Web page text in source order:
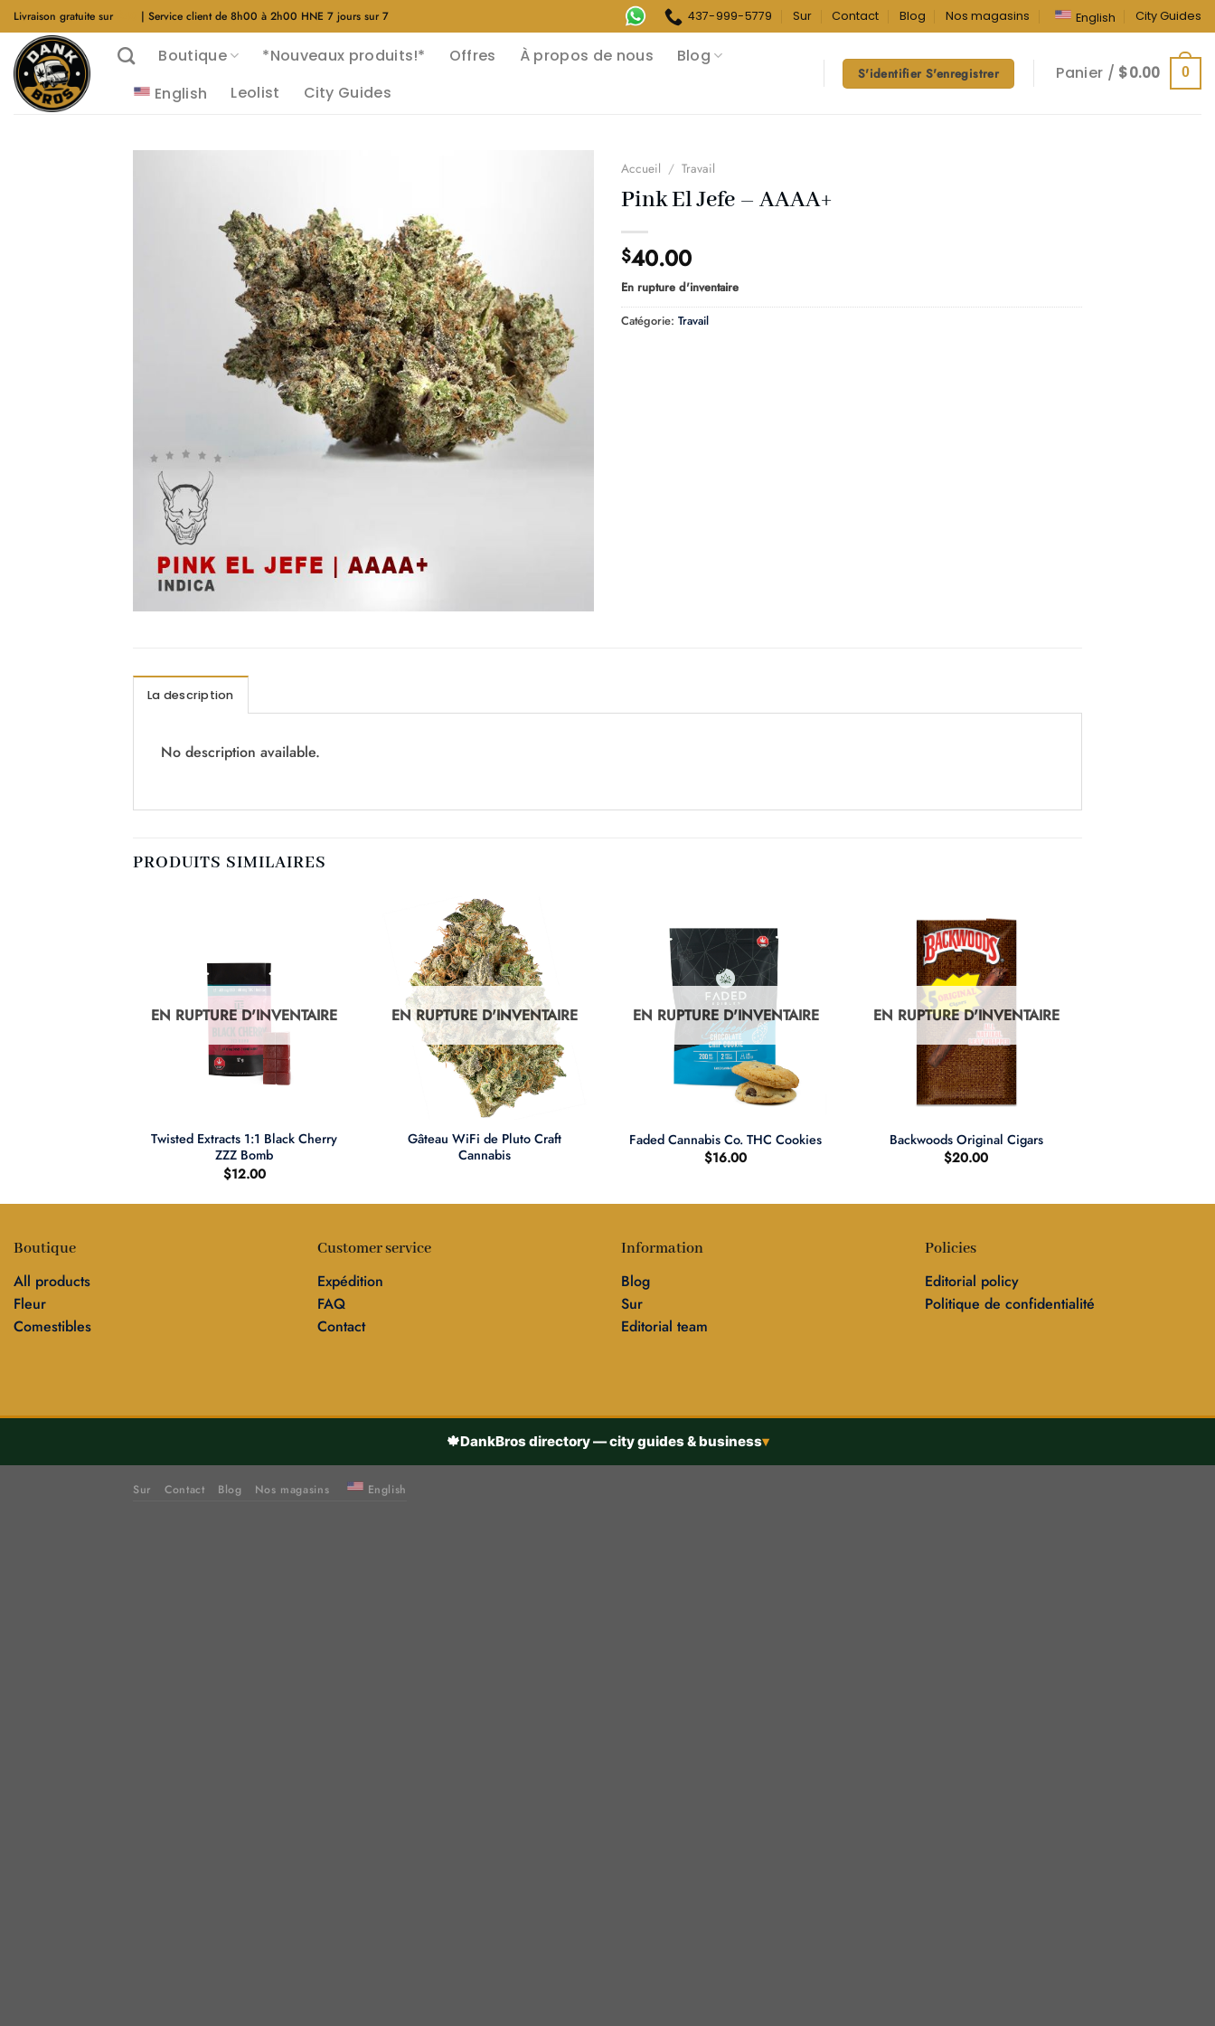
Aller
au
contenu
Livraison gratuite sur | Service client de 8h00 à 2h00 HNE 7 jours sur 7 437-999-5779 Sur Contact Blog Nos magasins English City Guides
Boutique *Nouveaux produits!* Offres À propos de nous
Blog
English
Leolist City Guides
S'identifier S'enregistrer Panier / $0.00 0
Accueil / Travail
Pink El Jefe – AAAA+
$40.00
En rupture d'inventaire
Catégorie: Travail
La description
No description available.
PRODUITS SIMILAIRES
EN RUPTURE D'INVENTAIRE
Twisted Extracts 1:1 Black Cherry
ZZZ Bomb
$12.00
EN RUPTURE D'INVENTAIRE
Gâteau WiFi de Pluto Craft
Cannabis
EN RUPTURE D'INVENTAIRE
Faded Cannabis Co. THC Cookies
$16.00
EN RUPTURE D'INVENTAIRE
Backwoods Original Cigars
$20.00
Boutique
All products
Fleur
Comestibles
Customer service
Expédition
FAQ
Contact
Information
Blog
Sur
Editorial team
Policies
Editorial policy
Politique de confidentialité
🍁DankBros directory — city guides & business▾
Sur Contact Blog Nos magasins English